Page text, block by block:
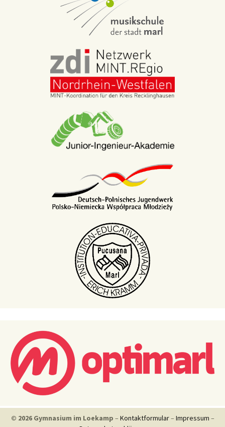
© 2026 Gymnasium im Loekamp – Kontaktformular– Impressum –